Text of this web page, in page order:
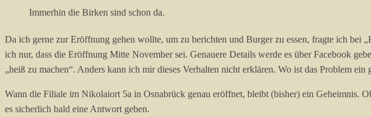
Immerhin die Birken sind schon da.
Da ich gerne zur Eröffnung gehen wollte, um zu berichten und Burger zu essen, fragte ich
ich nur, dass die Eröffnung Mitte November sei. Genauere Details werde es über Facebook
„heiß zu machen“. Anders kann ich mir dieses Verhalten nicht erklären. Wo ist das Problem ein
Wann die Filiale im Nikolaiort 5a in Osnabrück genau eröffnet, bleibt (bisher) ein Geheimnis.
es sicherlich bald eine Antwort geben.